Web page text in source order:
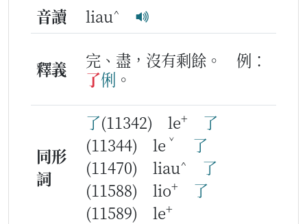
音讀 liau^
釋義 完、盡，沒有剩餘。
例：
了俐 。
同形
詞
了(11342) le+
了
(11344) le ˇ
了
(11470) liau^
了
(11588) lio+
了
(11589) le+